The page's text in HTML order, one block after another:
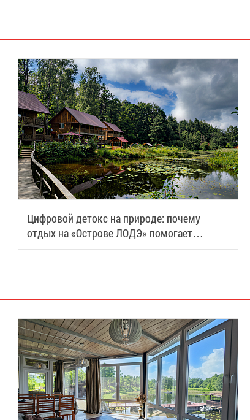
Цифровой детокс на природе: почему
отдых на «Острове ЛОДЭ» помогает
восстановить силы